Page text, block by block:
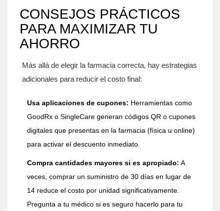
CONSEJOS PRÁCTICOS
PARA MAXIMIZAR TU
AHORRO
Más allá de elegir la farmacia correcta, hay estrategias
adicionales para reducir el costo final:
Usa aplicaciones de cupones: Herramientas como
GoodRx o SingleCare generan códigos QR o cupones
digitales que presentas en la farmacia (física u online)
para activar el descuento inmediato.
Compra cantidades mayores si es apropiado: A
veces, comprar un suministro de 30 días en lugar de
14 reduce el costo por unidad significativamente.
Pregunta a tu médico si es seguro hacerlo para tu